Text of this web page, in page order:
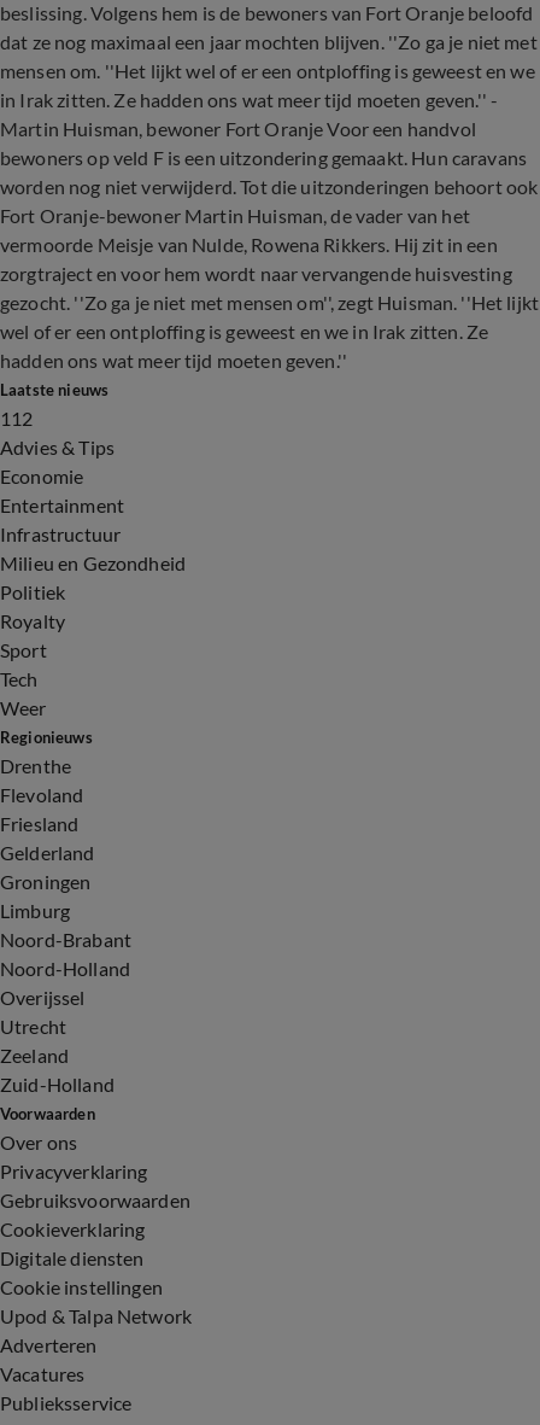
beslissing. Volgens hem is de bewoners van Fort Oranje beloofd
dat ze nog maximaal een jaar mochten blijven. ''Zo ga je niet met
mensen om. ''Het lijkt wel of er een ontploffing is geweest en we
in Irak zitten. Ze hadden ons wat meer tijd moeten geven.'' -
Martin Huisman, bewoner Fort Oranje Voor een handvol
bewoners op veld F is een uitzondering gemaakt. Hun caravans
worden nog niet verwijderd. Tot die uitzonderingen behoort ook
Fort Oranje-bewoner Martin Huisman, de vader van het
vermoorde Meisje van Nulde, Rowena Rikkers. Hij zit in een
zorgtraject en voor hem wordt naar vervangende huisvesting
gezocht. ''Zo ga je niet met mensen om'', zegt Huisman. ''Het lijkt
wel of er een ontploffing is geweest en we in Irak zitten. Ze
hadden ons wat meer tijd moeten geven.''
Laatste nieuws
112
Advies & Tips
Economie
Entertainment
Infrastructuur
Milieu en Gezondheid
Politiek
Royalty
Sport
Tech
Weer
Regionieuws
Drenthe
Flevoland
Friesland
Gelderland
Groningen
Limburg
Noord-Brabant
Noord-Holland
Overijssel
Utrecht
Zeeland
Zuid-Holland
Voorwaarden
Over ons
Privacyverklaring
Gebruiksvoorwaarden
Cookieverklaring
Digitale diensten
Cookie instellingen
Upod & Talpa Network
Adverteren
Vacatures
Publieksservice